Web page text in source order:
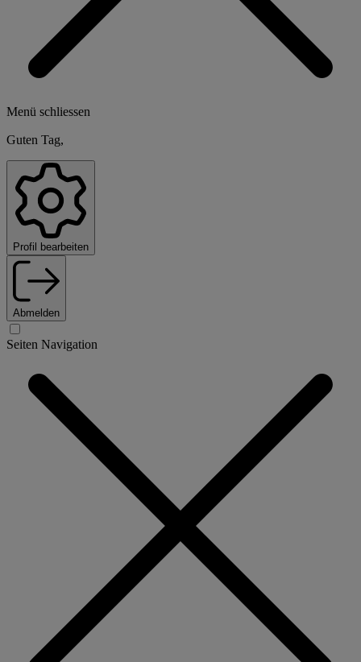
Menü schliessen
Guten Tag,
Profil bearbeiten
Abmelden
Seiten Navigation